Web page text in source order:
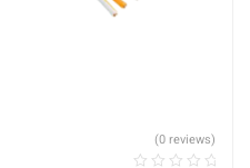
(0 reviews)